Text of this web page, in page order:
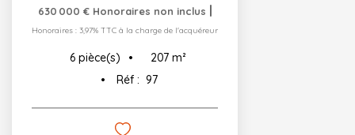
630 000 € Honoraires non inclus |
Honoraires : 3,97% TTC à la charge de l'acquéreur
6 pièce(s) 207 m²
Réf : 97